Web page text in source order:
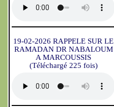
19-02-2026 RAPPELE SUR LE
RAMADAN DR NABALOUM
A MARCOUSSIS
(Téléchargé 225 fois)